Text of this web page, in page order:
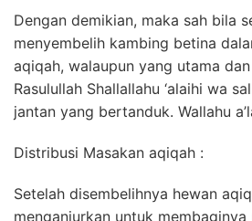
Dengan demikian, maka sah bila
menyembelih kambing betina
aqiqah, walaupun yang utama
Rasulullah Shallallahu ‘alaihi wa
jantan yang bertanduk. Wallahu
Distribusi Masakan aqiqah :
Setelah disembelihnya hewan
menganjurkan untuk